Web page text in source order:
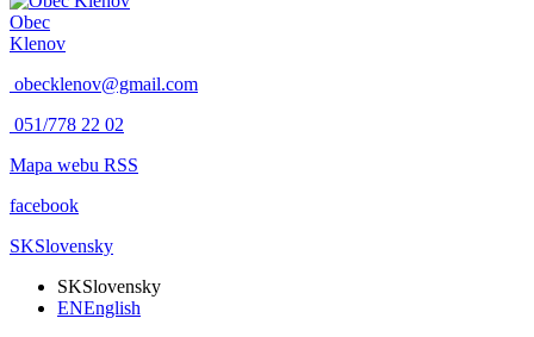
Obec
Klenov
obecklenov@gmail.com
051/778 22 02
Mapa webu RSS
facebook
SKSlovensky
SKSlovensky
ENEnglish